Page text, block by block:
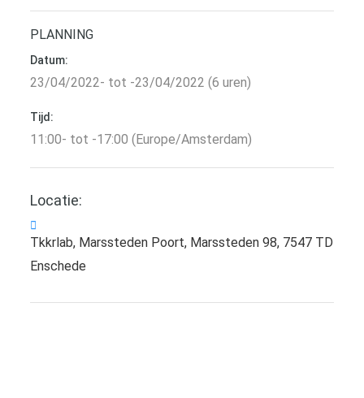
PLANNING
Datum:
23/04/2022- tot -23/04/2022 (6 uren)
Tijd:
11:00- tot -17:00 (Europe/Amsterdam)
Locatie:
Tkkrlab, Marssteden Poort, Marssteden 98, 7547 TD
Enschede